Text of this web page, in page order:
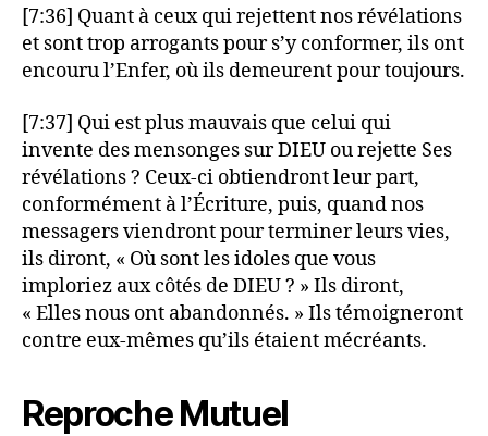
[7:36] Quant à ceux qui rejettent nos révélations
et sont trop arrogants pour s’y conformer, ils ont
encouru l’Enfer, où ils demeurent pour toujours.
[7:37] Qui est plus mauvais que celui qui
invente des mensonges sur DIEU ou rejette Ses
révélations ? Ceux-ci obtiendront leur part,
conformément à l’Écriture, puis, quand nos
messagers viendront pour terminer leurs vies,
ils diront, « Où sont les idoles que vous
imploriez aux côtés de DIEU ? » Ils diront,
« Elles nous ont abandonnés. » Ils témoigneront
contre eux-mêmes qu’ils étaient mécréants.
Reproche Mutuel